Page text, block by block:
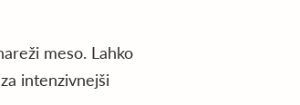
meso. Lahko
intenzivnejši